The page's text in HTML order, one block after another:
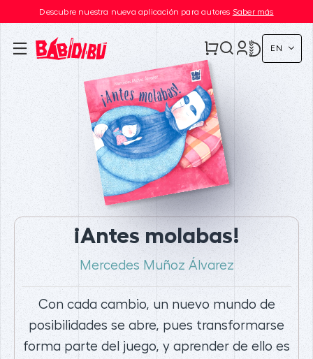
Descubre nuestra nueva aplicación para autores Saber más
EN
¡Antes molabas!
Mercedes Muñoz Álvarez
Con cada cambio, un nuevo mundo de
posibilidades se abre, pues transformarse
forma parte del juego, y aprender de ello es